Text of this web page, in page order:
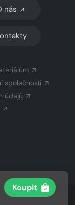
Koupit
nás
společnosti
údajů
a.s.a dodavatelé